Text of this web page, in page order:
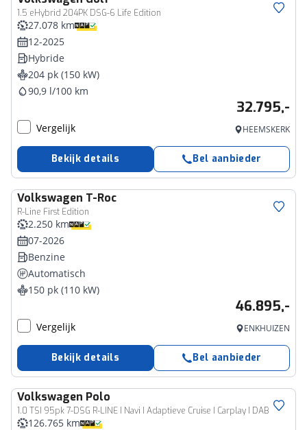
1.5 eHybrid 204PK DSG-6 Life Edition
27.078 km
12-2025
Hybride
204 pk (150 kW)
90,9 l/100 km
32.795,-
Vergelijk HEEMSKERK
Bekijk details Bel aanbieder
Volkswagen T-Roc
R-Line First Edition
2.250 km
07-2026
Benzine
Automatisch
150 pk (110 kW)
46.895,-
Vergelijk ENKHUIZEN
Bekijk details Bel aanbieder
Volkswagen Polo
1.0 TSI 95pk 7-DSG R-LINE I Navi I Adaptieve Cruise I Carplay I DAB
126.765 km